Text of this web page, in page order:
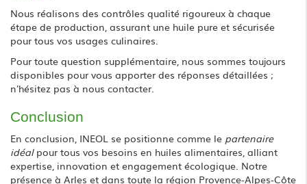
Nous réalisons des contrôles qualité rigoureux à chaque
étape de production, assurant une huile pure et sécurisée
pour tous vos usages culinaires.
Pour toute question supplémentaire, nous sommes toujours
disponibles pour vous apporter des réponses détaillées ;
n'hésitez pas à nous contacter.
Conclusion
En conclusion, INEOL se positionne comme le partenaire
idéalpour tous vos besoins en huiles alimentaires, alliant
expertise, innovation et engagement écologique. Notre
présence à Arles et dans toute la région Provence-Alpes-Côte